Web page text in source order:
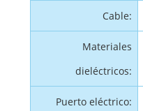
Cable:
Materiales
dieléctricos:
Puerto eléctrico: